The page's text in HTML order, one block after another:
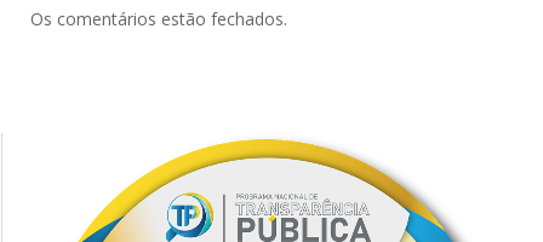
Os comentários estão fechados.